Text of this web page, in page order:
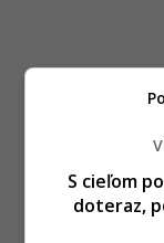
S cieľom
doteraz,